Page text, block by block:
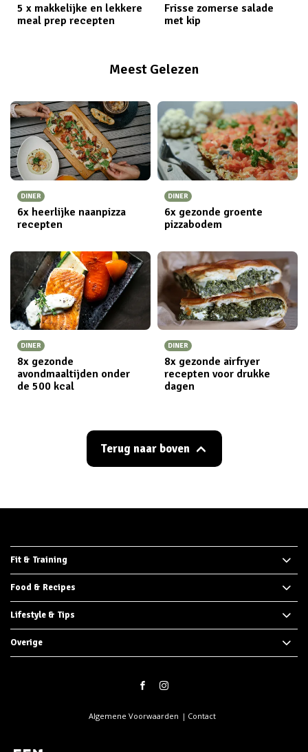
5 x makkelijke en lekkere
meal prep recepten
Frisse zomerse salade
met kip
Meest Gelezen
DINER
6x heerlijke naanpizza
recepten
DINER
6x gezonde groente
pizzabodem
DINER
8x gezonde
avondmaaltijden onder
de 500 kcal
DINER
8x gezonde airfryer
recepten voor drukke
dagen
Terug naar boven
Fit & Training
Food & Recipes
Lifestyle & Tips
Overige
Algemene Voorwaarden Contact